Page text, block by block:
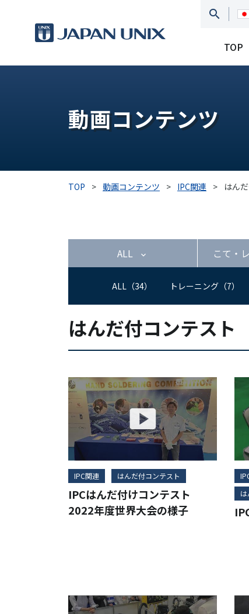
TOP
動画コンテンツ
TOP > 動画コンテンツ > IPC関連 > はん
ALL こて・
ALL（34） トレーニング（7）
はんだ付コンテスト
IPC関連 はんだ付コンテスト
IPCはんだ付けコンテスト
2022年度世界大会の様子